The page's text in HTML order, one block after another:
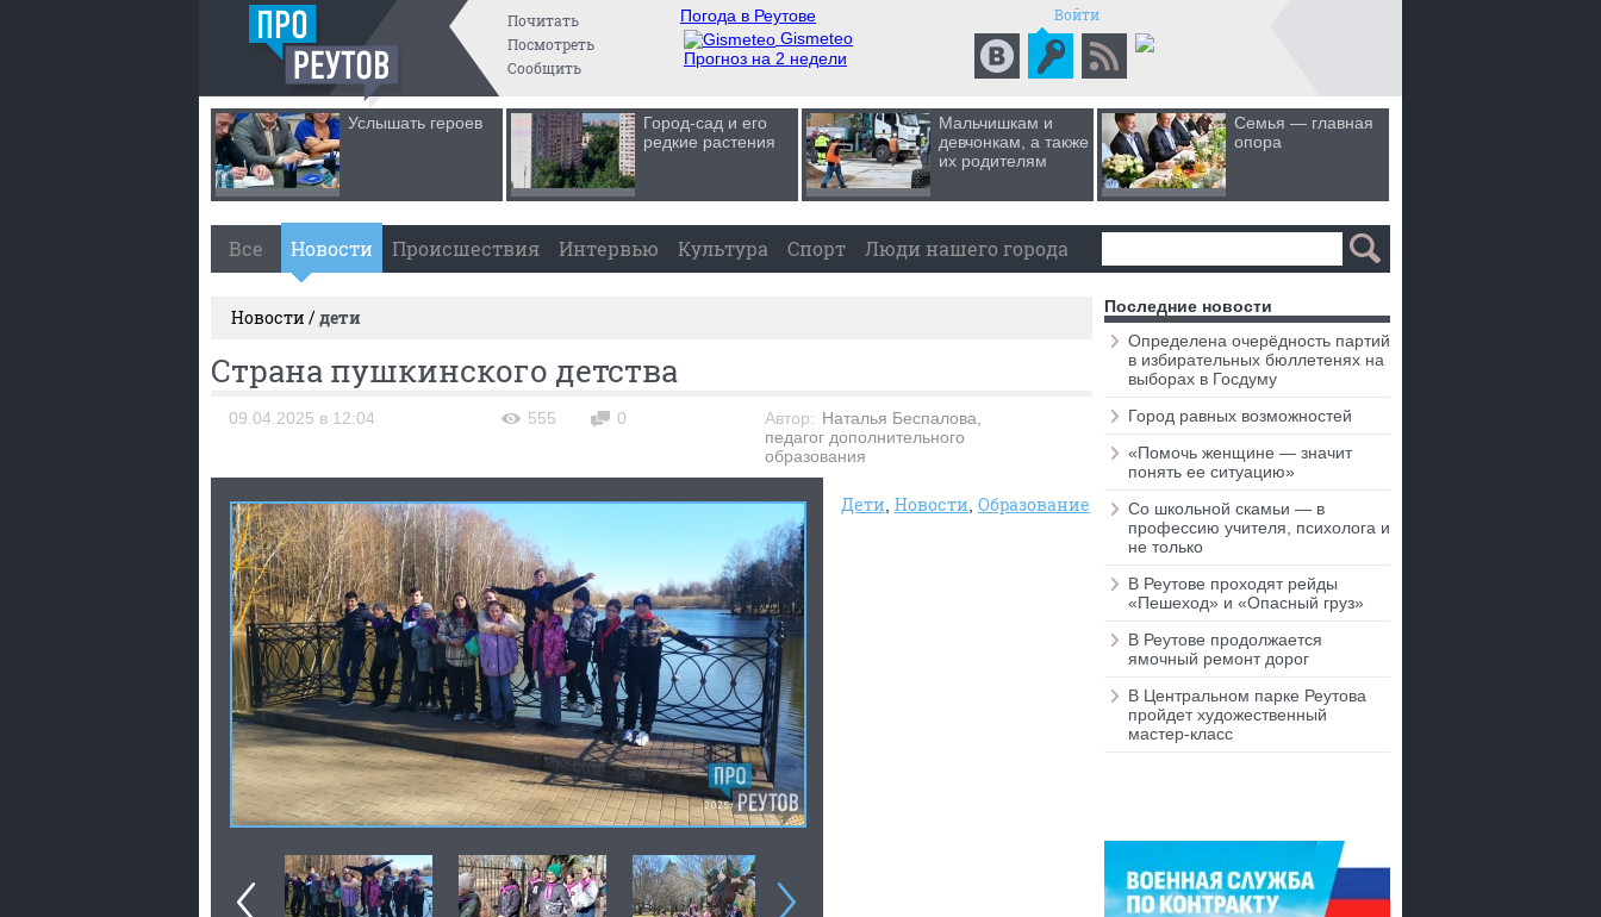
Почитать
Посмотреть
Сообщить
Погода в Реутове
Gismeteo
Прогноз на 2 недели
Войти
Услышать героев
Город-сад и его
редкие растения
Мальчишкам и
девчонкам, а также
их родителям
Семья — главная
опора
Все Новости Происшествия Интервью Культура Спорт Люди нашего города
Новости /дети
Страна пушкинского детства
09.04.2025 в 12:04 555 0 Автор: Наталья Беспалова,
педагог дополнительного
образования
Дети Новости Образование
Последние новости
Определена очерёдность партий
в избирательных бюллетенях на
выборах в Госдуму
Город равных возможностей
«Помочь женщине — значит
понять ее ситуацию»
Со школьной скамьи — в
профессию учителя, психолога и
не только
В Реутове проходят рейды
«Пешеход» и «Опасный груз»
В Реутове продолжается
ямочный ремонт дорог
В Центральном парке Реутова
пройдет художественный
мастер-класс